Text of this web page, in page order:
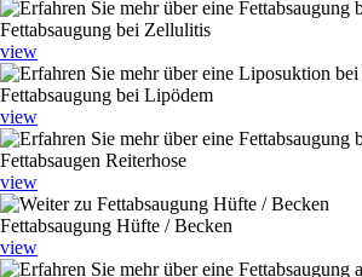
Fettabsaugung bei Zellulitis
view
Fettabsaugung bei Lipödem
view
Fettabsaugen Reiterhose
view
Fettabsaugung Hüfte / Becken
view